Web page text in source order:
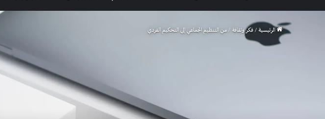
الرئيسية / فكر وثقافة / من التنظيم الجماعي إلى التحكيم الفردي